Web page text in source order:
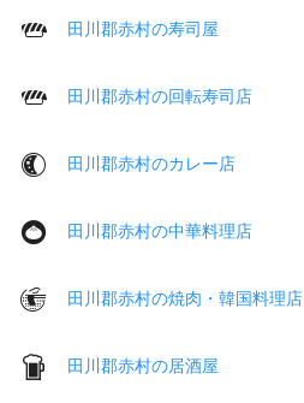
田川郡赤村の寿司屋
田川郡赤村の回転寿司店
田川郡赤村のカレー店
田川郡赤村の中華料理店
田川郡赤村の焼肉・韓国料理店
田川郡赤村の居酒屋